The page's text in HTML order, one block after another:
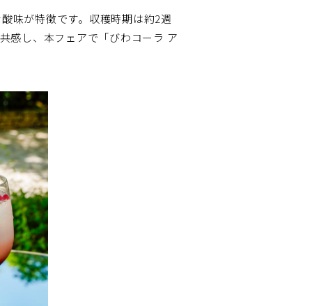
味が特徴です。収穫時期は約2週
感し、本フェアで「びわコーラ ア